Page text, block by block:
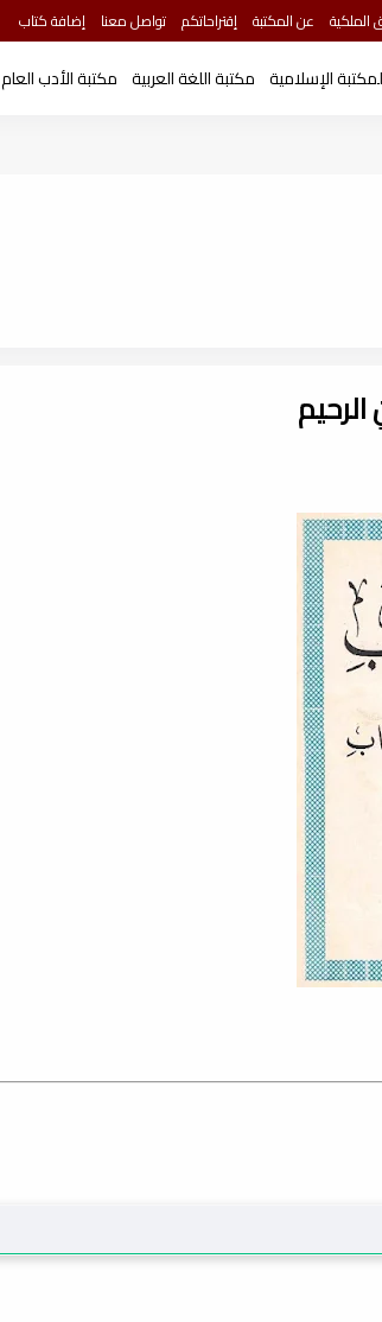
عن المكتبة إقتراحاتكم تواصل معنا إضافة كتاب
الإسلامية مكتبة اللغة العربية مكتبة الأدب العام
الرحيم